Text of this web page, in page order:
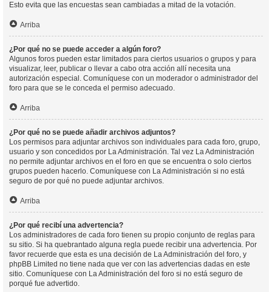
Esto evita que las encuestas sean cambiadas a mitad de la votación.
Arriba
¿Por qué no se puede acceder a algún foro?
Algunos foros pueden estar limitados para ciertos usuarios o grupos y para
visualizar, leer, publicar o llevar a cabo otra acción allí necesita una
autorización especial. Comuníquese con un moderador o administrador del
foro para que se le conceda el permiso adecuado.
Arriba
¿Por qué no se puede añadir archivos adjuntos?
Los permisos para adjuntar archivos son individuales para cada foro, grupo,
usuario y son concedidos por La Administración. Tal vez La Administración
no permite adjuntar archivos en el foro en que se encuentra o solo ciertos
grupos pueden hacerlo. Comuníquese con La Administración si no está
seguro de por qué no puede adjuntar archivos.
Arriba
¿Por qué recibí una advertencia?
Los administradores de cada foro tienen su propio conjunto de reglas para
su sitio. Si ha quebrantado alguna regla puede recibir una advertencia. Por
favor recuerde que esta es una decisión de La Administración del foro, y
phpBB Limited no tiene nada que ver con las advertencias dadas en este
sitio. Comuníquese con La Administración del foro si no está seguro de
porqué fue advertido.